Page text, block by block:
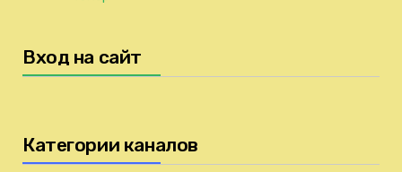
Вход на сайт
Категории каналов